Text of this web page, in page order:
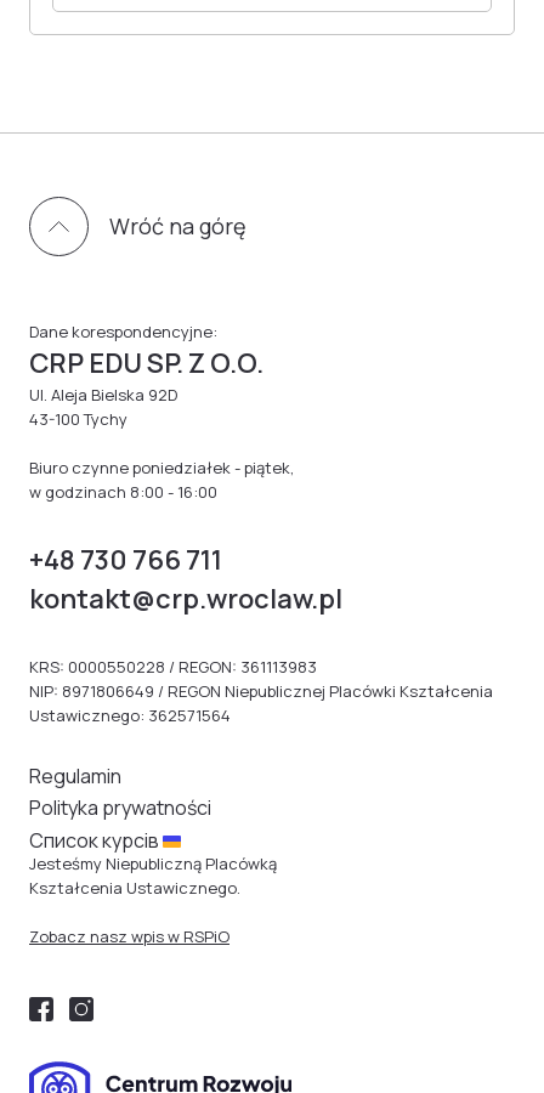
Wróć na górę
Regulamin
Polityka prywatności
Cписок курсів
Jesteśmy Niepubliczną Placówką
Kształcenia Ustawicznego.
Zobacz nasz wpis w RSPiO
Dane korespondencyjne:
CRP EDU SP. Z O.O.
Ul. Aleja Bielska 92D
43-100 Tychy
Biuro czynne poniedziałek - piątek,
w godzinach 8:00 - 16:00
+48 730 766 711
kontakt@crp.wroclaw.pl
KRS: 0000550228 / REGON: 361113983
NIP: 8971806649 / REGON Niepublicznej Placówki Kształcenia
Ustawicznego: 362571564